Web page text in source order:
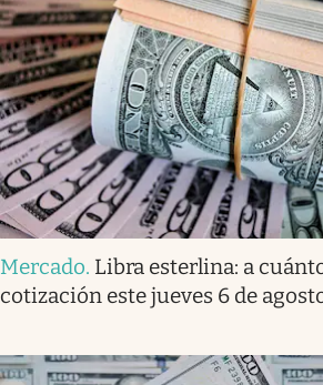
Mercado. Libra esterlina: a
cotización este jueves 6 de